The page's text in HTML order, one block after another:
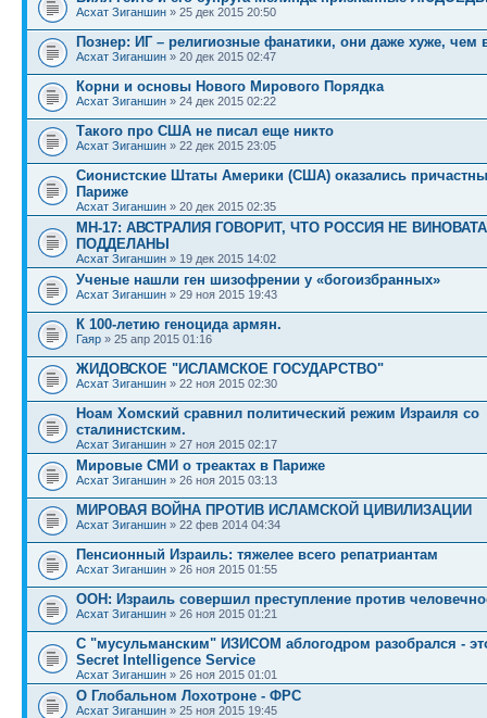
Асхат Зиганшин » 25 дек 2015 20:50
Познер: ИГ – религиозные фанатики, они даже хуже, чем
Асхат Зиганшин » 20 дек 2015 02:47
Корни и основы Нового Мирового Порядка
Асхат Зиганшин » 24 дек 2015 02:22
Такого про США не писал еще никто
Асхат Зиганшин » 22 дек 2015 23:05
Сионистские Штаты Америки (США) оказались
Париже
Асхат Зиганшин » 20 дек 2015 02:35
МН-17: АВСТРАЛИЯ ГОВОРИТ, ЧТО РОССИЯ НЕ
ПОДДЕЛАНЫ
Асхат Зиганшин » 19 дек 2015 14:02
Ученые нашли ген шизофрении у «богоизбранных»
Асхат Зиганшин » 29 ноя 2015 19:43
К 100-летию геноцида армян.
Гаяр » 25 апр 2015 01:16
ЖИДОВСКОЕ "ИСЛАМСКОЕ ГОСУДАРСТВО"
Асхат Зиганшин » 22 ноя 2015 02:30
Ноам Хомский сравнил политический режим Израиля со
сталинистским.
Асхат Зиганшин » 27 ноя 2015 02:17
Мировые СМИ о треактах в Париже
Асхат Зиганшин » 26 ноя 2015 03:13
МИРОВАЯ ВОЙНА ПРОТИВ ИСЛАМСКОЙ ЦИВИЛИЗАЦИИ
Асхат Зиганшин » 22 фев 2014 04:34
Пенсионный Израиль: тяжелее всего репатриантам
Асхат Зиганшин » 26 ноя 2015 01:55
ООН: Израиль совершил преступление против
Асхат Зиганшин » 26 ноя 2015 01:21
С "мусульманским" ИЗИСОМ аблогодром разобрался -
Secret Intelligence Service
Асхат Зиганшин » 26 ноя 2015 01:01
О Глобальном Лохотроне - ФРС
Асхат Зиганшин » 25 ноя 2015 19:45